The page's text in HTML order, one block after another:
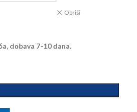
Obriši
dobava 7-10 dana.